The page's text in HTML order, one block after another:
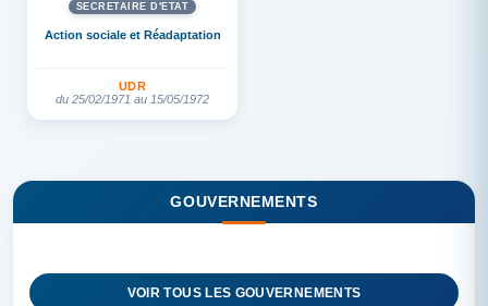
SECRÉTAIRE D'ETAT
Action sociale et Réadaptation
UDR
du 25/02/1971 au 15/05/1972
GOUVERNEMENTS
VOIR TOUS LES GOUVERNEMENTS